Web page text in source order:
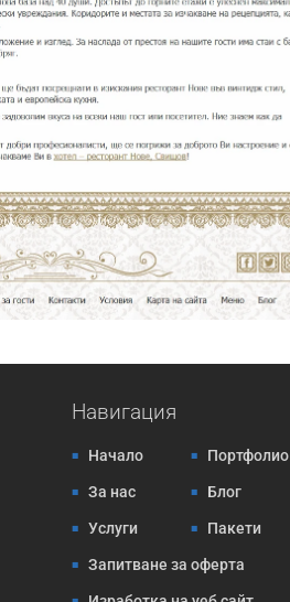
Навигация
Начало Портфолио
За нас Блог
Услуги Пакети
Запитване за оферта